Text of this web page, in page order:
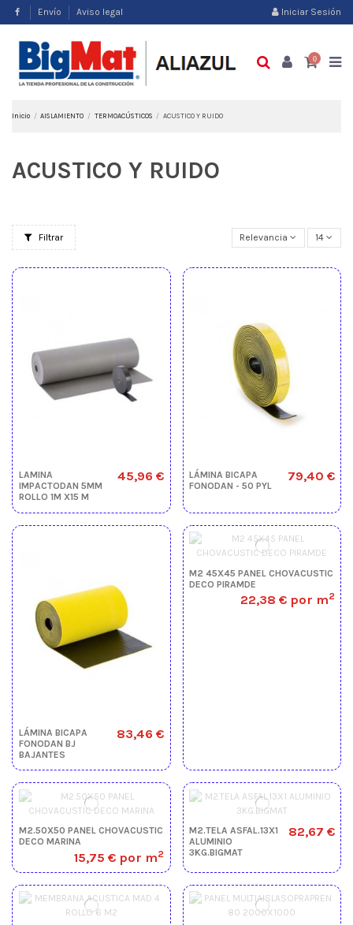
Envío Aviso legal Iniciar Sesión
0
Inicio AISLAMIENTO TERMOACÚSTICOS ACUSTICO Y RUIDO
ACUSTICO Y RUIDO
Filtrar Relevancia 14
LAMINA
IMPACTODAN 5MM
ROLLO 1M X15 M
45,96 €
LÁMINA BICAPA
FONODAN - 50 PYL
79,40 €
LÁMINA BICAPA
FONODAN BJ
BAJANTES
83,46 €
M2 45X45 PANEL CHOVACUSTIC
DECO PIRAMDE
22,38 € por m2
M2.50X50 PANEL CHOVACUSTIC
DECO MARINA
15,75 € por m2
M2.TELA ASFAL.13X1
ALUMINIO
3KG.BIGMAT
82,67 €